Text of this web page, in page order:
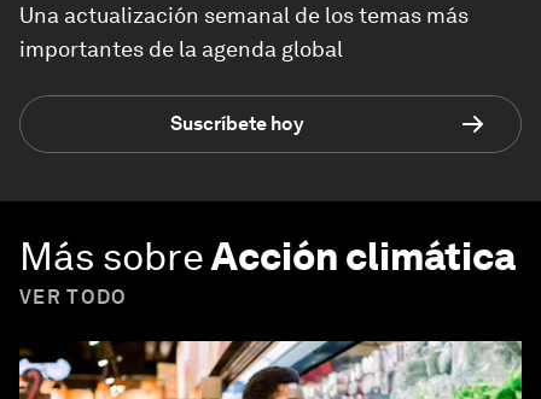
Una actualización semanal de los temas más
importantes de la agenda global
Suscríbete hoy
Más sobreAcción climática
VER TODO